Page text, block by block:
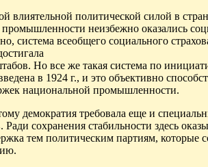
влиятельной политической силой в
промышленности неизбежно оказались
система всеобщего социального
Но все же такая система по
в 1924 г., и это объективно
национальной промышленности.
демократия требовала еще и
сохранения стабильности здесь
тем политическим партиям, которые